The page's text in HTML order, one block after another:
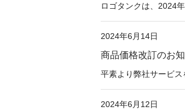
ロゴタンクは、2024
2024年6月14日
商品価格改訂のお
平素より弊社サービ
2024年6月12日